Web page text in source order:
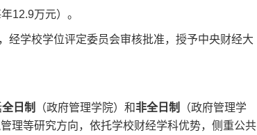
12.9万元）。
经学校学位评定委员会审核批准，授予中央财经大
全日制 （政府管理学院）和非全日制
（政府管理学
理等研究方向，依托学校财经学科优势，侧重公共